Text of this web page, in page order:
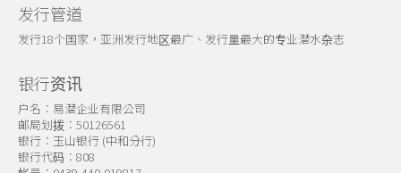
发行管道
发行18个国家，亚洲发行地区最广、发行量最大的专业潜水杂志
银行资讯
户名：易潜企业有限公司
邮局划拨：50126561
银行：玉山银行 (中和分行)
银行代码：808